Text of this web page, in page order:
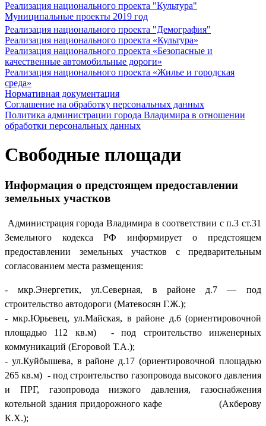
Реализация национального проекта "Культура"
Муниципальные проекты 2019 год
Реализация национального проекта "Демография"
Реализация национального проекта «Культура»
Реализация национального проекта «Безопасные и
качественные автомобильные дороги»
Реализация национального проекта «Жилье и городская
среда»
Нормативная документация
Соглашение на обработку персональных данных
Политика администрации города Владимира в отношении
обработки персональных данных
Свободные площади
Информация о предстоящем предоставлении
земельных участков
Администрация города Владимира в соответствии с п.3 ст.31
Земельного кодекса РФ информирует о предстоящем
предоставлении земельных участков с предварительным
согласованием места размещения:
- мкр.Энергетик, ул.Северная, в районе д.7 — под
строительство автодороги (Матевосян Г.Ж.);
- мкр.Юрьевец, ул.Майская, в районе д.6 (ориентировочной
площадью 112 кв.м) - под строительство инженерных
коммуникаций (Егоровой Т.А.);
- ул.Куйбышева, в районе д.17 (ориентировочной площадью
265 кв.м) - под строительство газопровода высокого давления
и ПРГ, газопровода низкого давления, газоснабжения
котельной здания придорожного кафе (Акберову
К.Х.);